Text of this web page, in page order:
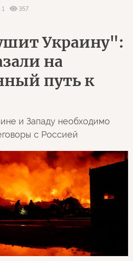
1
357
Украину":
на
путь к
и Западу необходимо
с Россией